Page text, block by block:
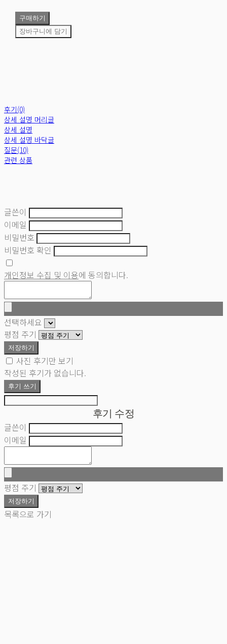
구매하기
장바구니에 담기
후기(0)
상세 설명 머리글
상세 설명
상세 설명 바닥글
질문(10)
관련 상품
글쓴이
이메일
비밀번호
비밀번호 확인
개인정보 수집 및 이용에 동의합니다.
선택하세요
평점 주기
저장하기
사진 후기만 보기
작성된 후기가 없습니다.
후기 쓰기
후기 수정
글쓴이
이메일
평점 주기
저장하기
목록으로 가기